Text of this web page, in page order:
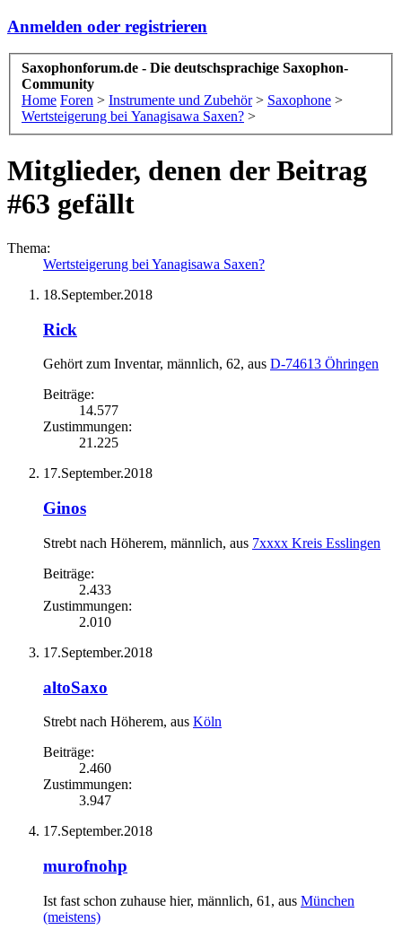
Anmelden oder registrieren
Saxophonforum.de - Die deutschsprachige Saxophon-
Community
Home Foren > Instrumente und Zubehör > Saxophone >
Wertsteigerung bei Yanagisawa Saxen? >
Mitglieder, denen der Beitrag
#63 gefällt
Thema:
Wertsteigerung bei Yanagisawa Saxen?
18.September.2018
Rick
Gehört zum Inventar, männlich, 62, aus D-74613 Öhringen
Beiträge:
14.577
Zustimmungen:
21.225
17.September.2018
Ginos
Strebt nach Höherem, männlich, aus 7xxxx Kreis Esslingen
Beiträge:
2.433
Zustimmungen:
2.010
17.September.2018
altoSaxo
Strebt nach Höherem, aus Köln
Beiträge:
2.460
Zustimmungen:
3.947
17.September.2018
murofnohp
Ist fast schon zuhause hier, männlich, 61, aus München
(meistens)